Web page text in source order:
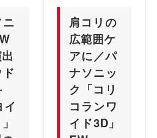
肩コリの
広範囲ケ
アに／パ
ナソニッ
ク「コリ
コランワ
イド3D」